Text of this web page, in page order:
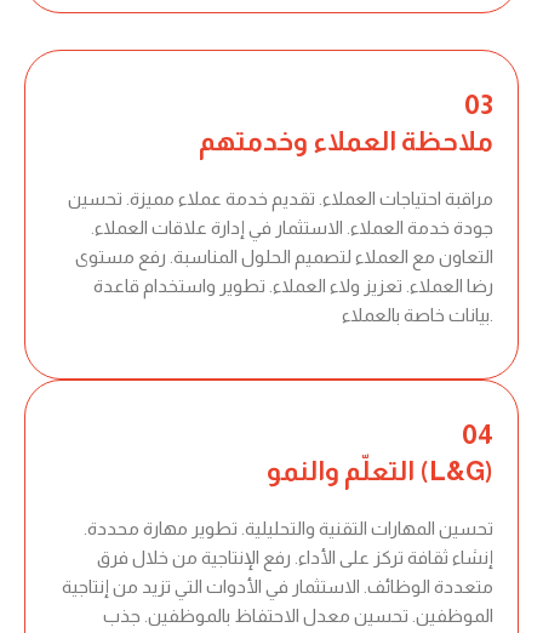
03
ملاحظة العملاء وخدمتهم
مراقبة احتياجات العملاء. تقديم خدمة عملاء مميزة. تحسين
جودة خدمة العملاء. الاستثمار في إدارة علاقات العملاء.
التعاون مع العملاء لتصميم الحلول المناسبة. رفع مستوى
رضا العملاء. تعزيز ولاء العملاء. تطوير واستخدام قاعدة
04
التعلّم والنمو (L&G)
تحسين المهارات التقنية والتحليلية. تطوير مهارة محددة.
إنشاء ثقافة تركز على الأداء. رفع الإنتاجية من خلال فرق
متعددة الوظائف. الاستثمار في الأدوات التي تزيد من إنتاجية
الموظفين. تحسين معدل الاحتفاظ بالموظفين. جذب